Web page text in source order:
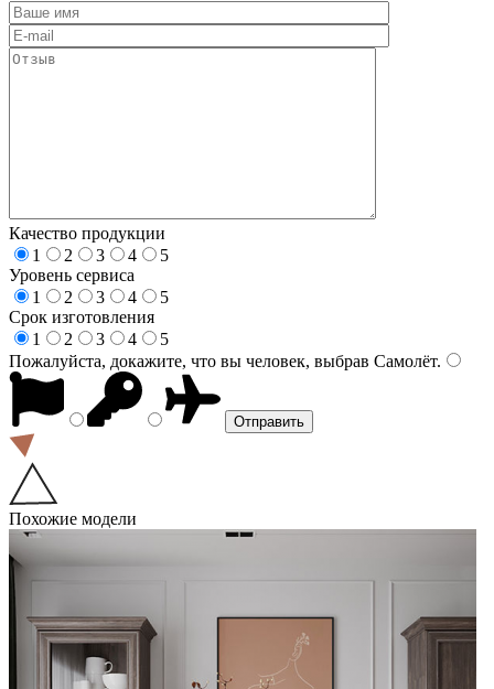
Качество продукции
1
2 3 4
5
Уровень сервиса
1
2 3 4
5
Срок изготовления
1
2 3 4
5
Пожалуйста, докажите, что вы человек, выбрав Самолёт.
Похожие модели